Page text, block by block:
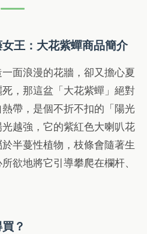
王：大花紫蟬商品簡介
面浪漫的花牆，卻又擔心夏
，那這盆「大花紫蟬」絕對
帶，是個不折不扣的「陽光
越強，它的紫紅色大喇叭花
半蔓性植物，枝條會隨著生
欲地將它引導攀爬在欄杆、
？